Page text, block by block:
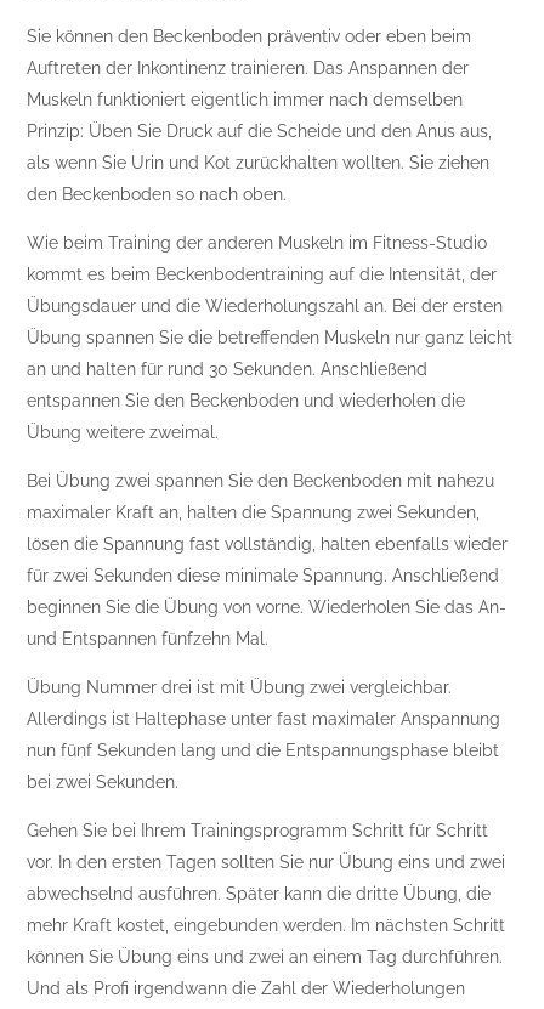
Sie können den Beckenboden präventiv oder eben beim
Auftreten der Inkontinenz trainieren. Das Anspannen der
Muskeln funktioniert eigentlich immer nach demselben
Prinzip: Üben Sie Druck auf die Scheide und den Anus aus,
als wenn Sie Urin und Kot zurückhalten wollten. Sie ziehen
den Beckenboden so nach oben.
Wie beim Training der anderen Muskeln im Fitness-Studio
kommt es beim Beckenbodentraining auf die Intensität, der
Übungsdauer und die Wiederholungszahl an. Bei der ersten
Übung spannen Sie die betreffenden Muskeln nur ganz leicht
an und halten für rund 30 Sekunden. Anschließend
entspannen Sie den Beckenboden und wiederholen die
Übung weitere zweimal.
Bei Übung zwei spannen Sie den Beckenboden mit nahezu
maximaler Kraft an, halten die Spannung zwei Sekunden,
lösen die Spannung fast vollständig, halten ebenfalls wieder
für zwei Sekunden diese minimale Spannung. Anschließend
beginnen Sie die Übung von vorne. Wiederholen Sie das An-
und Entspannen fünfzehn Mal.
Übung Nummer drei ist mit Übung zwei vergleichbar.
Allerdings ist Haltephase unter fast maximaler Anspannung
nun fünf Sekunden lang und die Entspannungsphase bleibt
bei zwei Sekunden.
Gehen Sie bei Ihrem Trainingsprogramm Schritt für Schritt
vor. In den ersten Tagen sollten Sie nur Übung eins und zwei
abwechselnd ausführen. Später kann die dritte Übung, die
mehr Kraft kostet, eingebunden werden. Im nächsten Schritt
können Sie Übung eins und zwei an einem Tag durchführen.
Und als Profi irgendwann die Zahl der Wiederholungen